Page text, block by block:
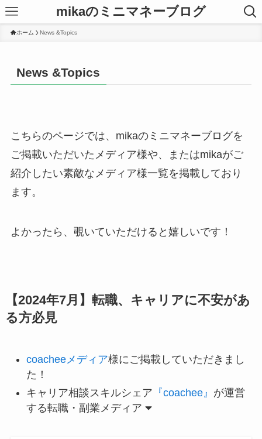
mikaのミニマネーブログ
ホーム News &Topics
News &Topics
こちらのページでは、mikaのミニマネーブログを
ご掲載いただいたメディア様や、またはmikaがご
紹介したい素敵なメディア様一覧を掲載しており
ます。
よかったら、覗いていただけると嬉しいです！
【2024年7月】転職、キャリアに不安があ
る方必見
coacheeメディア様にご掲載していただきまし
た！
キャリア相談スキルシェア 『coachee』 が運営
する転職・副業メディア